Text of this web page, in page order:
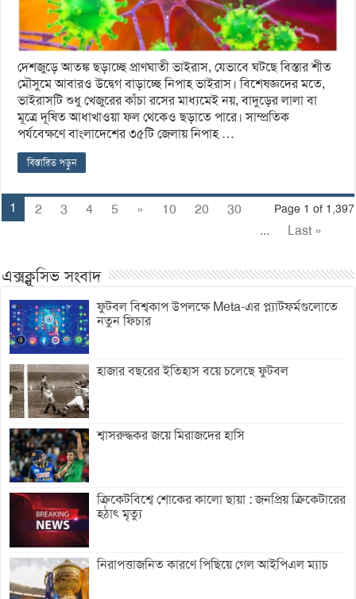
দেশজুড়ে আতঙ্ক ছড়াচ্ছে প্রাণঘাতী ভাইরাস, যেভাবে ঘটছে বিস্তার শীত
মৌসুমে আবারও উদ্বেগ বাড়াচ্ছে নিপাহ ভাইরাস। বিশেষজ্ঞদের মতে,
ভাইরাসটি শুধু খেজুরের কাঁচা রসের মাধ্যমেই নয়, বাদুড়ের লালা বা
মূত্রে দূষিত আধাখাওয়া ফল থেকেও ছড়াতে পারে। সাম্প্রতিক
পর্যবেক্ষণে বাংলাদেশের ৩৫টি জেলায় নিপাহ …
বিস্তারিত পড়ুন
Page 1 of 1,397
1 2 3 4 5 » 10 20
30
...
Last »
এক্সক্লুসিভ সংবাদ
ফুটবল বিশ্বকাপ উপলক্ষে Meta-এর প্ল্যাটফর্মগুলোতে
নতুন ফিচার
হাজার বছরের ইতিহাস বয়ে চলেছে ফুটবল
শ্বাসরুদ্ধকর জয়ে মিরাজদের হাসি
ক্রিকেটবিশ্বে শোকের কালো ছায়া : জনপ্রিয় ক্রিকেটারের
হঠাৎ মৃত্যু
নিরাপত্তাজনিত কারণে পিছিয়ে গেল আইপিএল ম্যাচ